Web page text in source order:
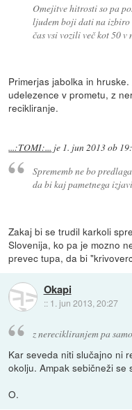
Omejitve hitrosti so pa
ljudem boji dati na izbiro
čas vsi vozili več kot 50 v
Primerjas jabolka in
udelezence v prometu, z
recikliranje.
...:TOMI:... je 1. jun 2013 ob
Sprememb ne bo
da bi kaj pametnega
Zakaj bi se trudil karkoli
Slovenija, ko pa je mozno
prevec tupa, da bi
Okapi
:: 1. jun 2013, 20:27
z nerecikliranjem pa
Kar seveda niti slučajno ni
okolju. Ampak sebičneži se
O.